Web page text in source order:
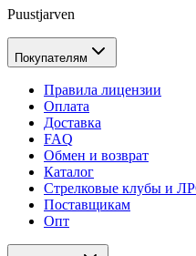
Puustjarven
Покупателям
Правила лицензии
Оплата
Доставка
FAQ
Обмен и возврат
Каталог
Стрелковые клубы и
Поставщикам
Опт